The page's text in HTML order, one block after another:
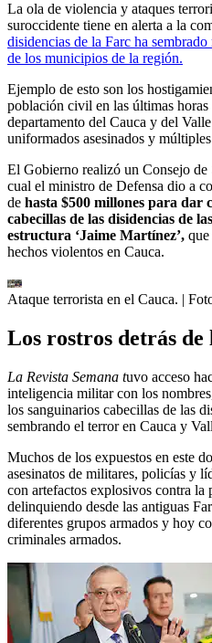
La ola de violencia y ataques
suroccidente tiene en alerta a la
disidencias de la Farc ha
de los municipios de la región.
Ejemplo de esto son los
población civil en las últimas
departamento del Cauca y del
uniformados asesinados y
El Gobierno realizó un Consejo de
cual el ministro de Defensa dio a
de hasta $500 millones para dar
cabecillas de las disidencias de
estructura ‘Jaime Martínez’,
hechos violentos en Cauca.
Ataque terrorista en el Cauca. |
Los rostros detrás de
La Revista Semana tuvo acceso
inteligencia militar con los
los sanguinarios cabecillas de las
sembrando el terror en Cauca y
Muchos de los expuestos en este
asesinatos de militares, policías y
con artefactos explosivos contra
delinquiendo desde las antiguas
diferentes grupos armados y hoy
criminales armados.